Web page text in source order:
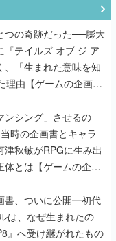
つの奇跡だった──膨大
『テイルズ オブ ジ ア
、「生まれた意味を知
理由【ゲームの企画
ンシング」させるの
時の企画書とキャラ
秋敏がRPGに生み出
体とは【ゲームの企画
書、ついに公開━初代
は、なぜ生まれたの
』へ受け継がれたもの